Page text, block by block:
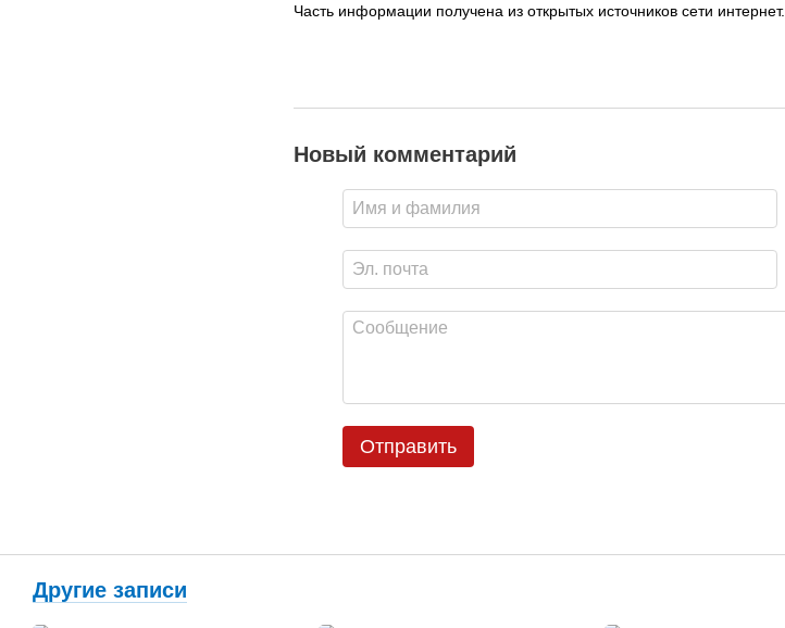
Часть информации получена из открытых источников сети интернет.
Новый комментарий
Отправить
Другие записи